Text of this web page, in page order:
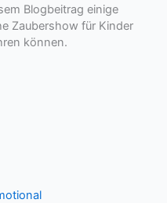
Blogbeitrag einige
Zaubershow für Kinder
können.